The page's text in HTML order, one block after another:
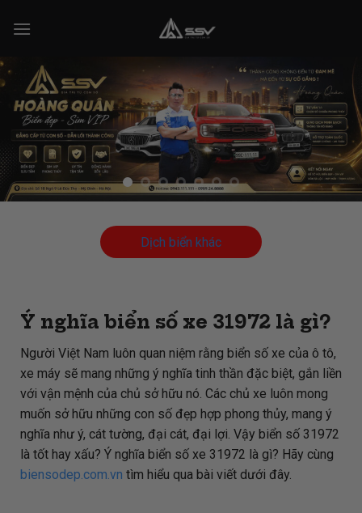
Dịch biển khác
Ý nghĩa biển số xe 31972 là gì?
Người Việt Nam luôn quan niệm rằng biển số xe của ô tô,
xe máy sẽ mang những ý nghĩa tinh thần đặc biệt, gắn liền
với vận mệnh của chủ sở hữu nó. Các chủ xe luôn mong
muốn sở hữu những con số đẹp hợp phong thủy, mang ý
nghĩa như ý, cát tường, đại cát, đại lợi. Vậy biển số 31972
là tốt hay xấu? Ý nghĩa biển số xe 31972 là gì? Hãy cùng
biensodep.com.vn tìm hiểu qua bài viết dưới đây.